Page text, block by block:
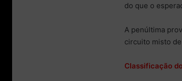
do que o
A penúltima
circuito misto
Classificação